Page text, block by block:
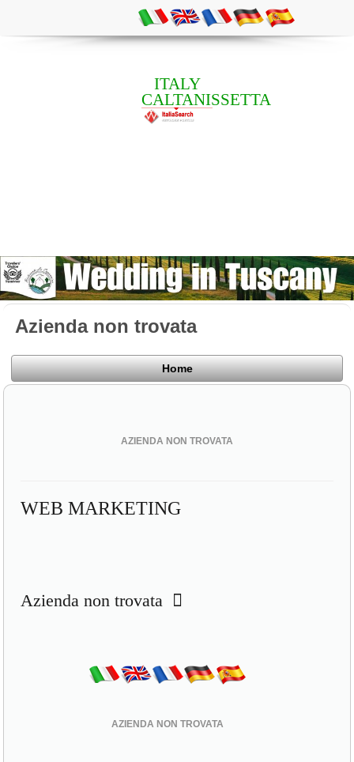
ITALY
CALTANISSETTA
Azienda non trovata
Home
AZIENDA NON TROVATA
WEB MARKETING
Azienda non trovata
AZIENDA NON TROVATA